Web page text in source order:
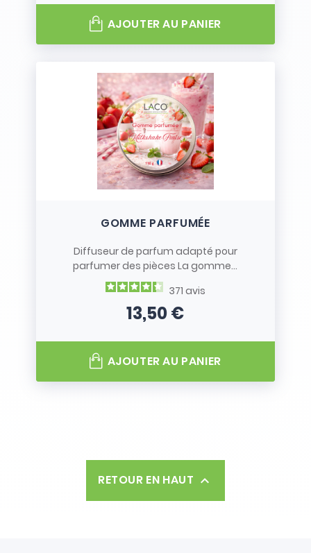
AJOUTER AU PANIER
GOMME PARFUMÉE
Diffuseur de parfum adapté pour
parfumer des pièces La gomme...
371 avis
Prix
13,50 €
AJOUTER AU PANIER
RETOUR EN HAUT 